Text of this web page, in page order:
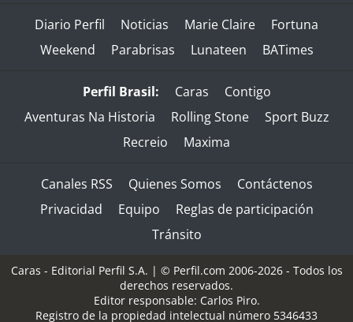
Diario Perfil Noticias Marie Claire
Fortuna
Weekend
Parabrisas Lunateen BATimes
Perfil Brasil: Caras
Contigo
Aventuras Na Historia
Rolling Stone
Sport Buzz
Recreio
Maxima
Canales RSS Quienes Somos
Contáctenos
Privacidad
Equipo
Reglas de participación
Tránsito
Caras - Editorial Perfil S.A. | © Perfil.com 2006-2026 - Todos los
derechos reservados.
Editor responsable: Carlos Piro.
Registro de la propiedad intelectual número 5346433